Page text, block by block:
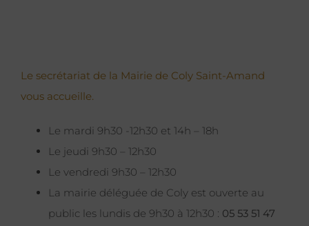
Le secrétariat de la Mairie de Coly Saint-Amand
vous accueille.
Le mardi 9h30 -12h30 et 14h – 18h
Le jeudi 9h30 – 12h30
Le vendredi 9h30 – 12h30
La mairie déléguée de Coly est ouverte au
public les lundis de 9h30 à 12h30 : 05 53 51 47